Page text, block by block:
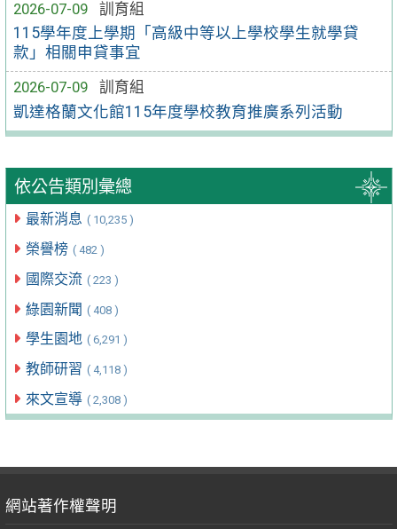
2026-07-09
訓育組
115學年度上學期「高級中等以上學校學生就學貸
款」相關申貸事宜
2026-07-09
訓育組
凱達格蘭文化館115年度學校教育推廣系列活動
依公告類別彙總
最新消息 ( 10,235 )
榮譽榜 ( 482 )
國際交流 ( 223 )
綠園新聞 ( 408 )
學生園地 ( 6,291 )
教師研習 ( 4,118 )
來文宣導 ( 2,308 )
網站著作權聲明